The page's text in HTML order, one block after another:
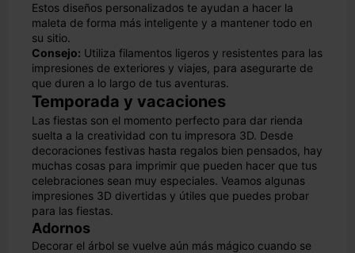
Estos diseños personalizados te ayudan a hacer la
maleta de forma más inteligente y a mantener todo en
su sitio.
Consejo: Utiliza filamentos ligeros y resistentes para las
impresiones de exteriores y viajes, para asegurarte de
que duren a lo largo de tus aventuras.
Temporada y vacaciones
Las fiestas son el momento perfecto para dar rienda
suelta a la creatividad con tu impresora 3D. Desde
decoraciones festivas hasta regalos bien pensados, hay
muchas cosas para imprimir que pueden hacer que tus
celebraciones sean muy especiales. Veamos algunas
impresiones 3D divertidas y útiles que puedes probar
para las fiestas.
Adornos
Decorar el árbol se vuelve aún más mágico cuando se